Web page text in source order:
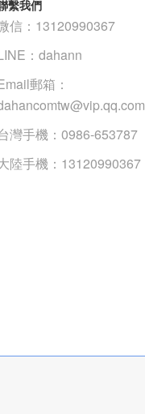
繫我們
信：13120990367
：dahann
郵箱：
灣手機：0986-653787
陸手機：13120990367